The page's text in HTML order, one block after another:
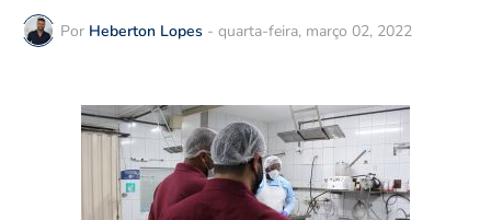
Por Heberton Lopes - quarta-feira, março 02, 2022